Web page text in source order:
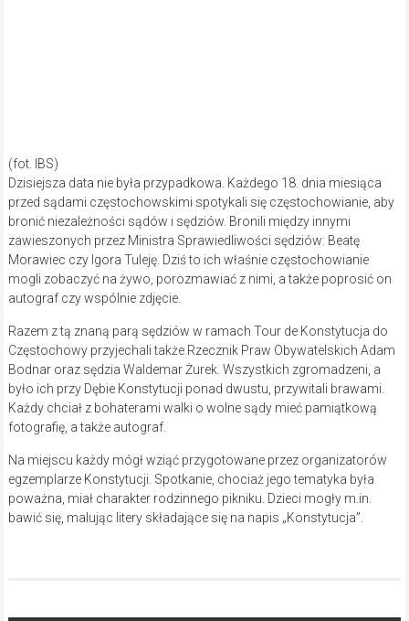
(fot. IBS)
Dzisiejsza data nie była przypadkowa. Każdego 18. dnia miesiąca
przed sądami częstochowskimi spotykali się częstochowianie, aby
bronić niezależności sądów i sędziów. Bronili między innymi
zawieszonych przez Ministra Sprawiedliwości sędziów: Beatę
Morawiec czy Igora Tuleję. Dziś to ich właśnie częstochowianie
mogli zobaczyć na żywo, porozmawiać z nimi, a także poprosić on
autograf czy wspólnie zdjęcie.
Razem z tą znaną parą sędziów w ramach Tour de Konstytucja do
Częstochowy przyjechali także Rzecznik Praw Obywatelskich Adam
Bodnar oraz sędzia Waldemar Żurek. Wszystkich zgromadzeni, a
było ich przy Dębie Konstytucji ponad dwustu, przywitali brawami.
Każdy chciał z bohaterami walki o wolne sądy mieć pamiątkową
fotografię, a także autograf.
Na miejscu każdy mógł wziąć przygotowane przez organizatorów
egzemplarze Konstytucji. Spotkanie, chociaż jego tematyka była
poważna, miał charakter rodzinnego pikniku. Dzieci mogły m.in.
bawić się, malując litery składające się na napis „Konstytucja”.